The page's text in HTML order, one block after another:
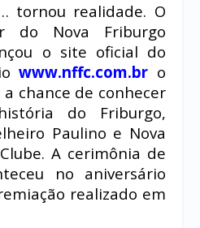
tornou realidade. O
do Nova Friburgo
o site oficial do
www.nffc.com.br o
chance de conhecer
do Friburgo,
Paulino e Nova
A cerimônia de
no aniversário
realizado em